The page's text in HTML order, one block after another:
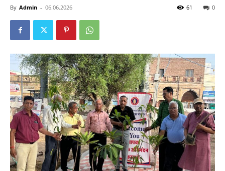
By Admin - 06.06.2026 0
61